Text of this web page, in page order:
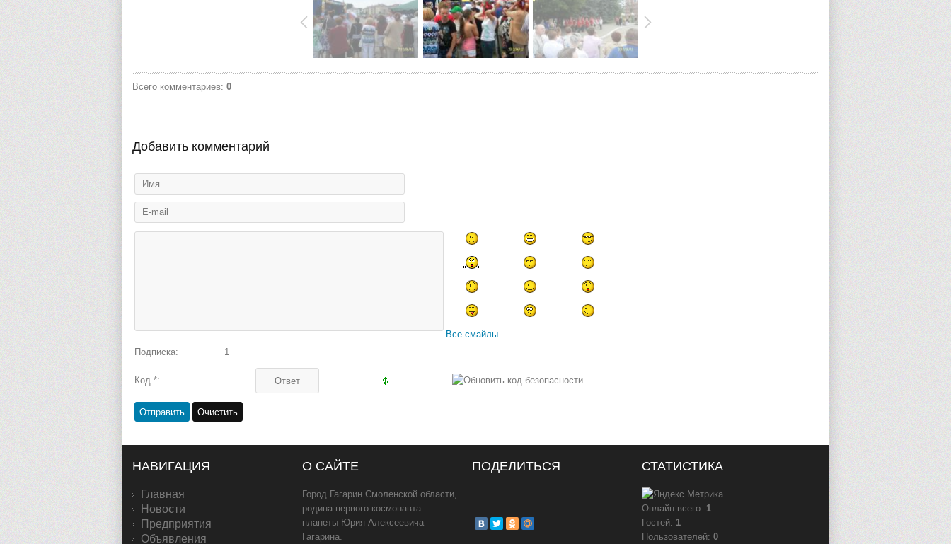
Всего комментариев: 0
Добавить комментарий
Все смайлы
Подписка:
1
Код *:
НАВИГАЦИЯ
Главная
Новости
Предприятия
Объявления
О САЙТЕ
Город Гагарин Смоленской области,
родина первого космонавта
планеты Юрия Алексеевича
Гагарина.
ПОДЕЛИТЬСЯ СТАТИСТИКА
Онлайн всего: 1
Гостей: 1
Пользователей: 0